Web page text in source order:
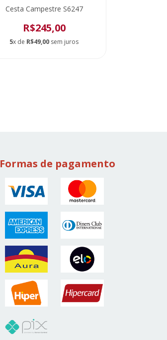
Cesta Campestre S6247
R$245,00
5x de R$49,00 sem juros
Formas de pagamento